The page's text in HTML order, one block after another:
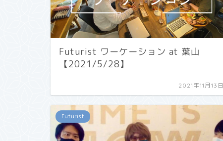
Futurist ワーケーション at 葉山
【2021/5/28】
2021年11月13日
Futurist